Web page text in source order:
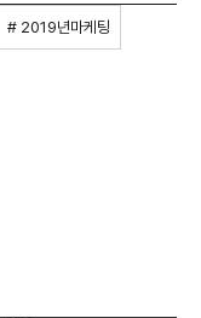
# 2019년마케팅